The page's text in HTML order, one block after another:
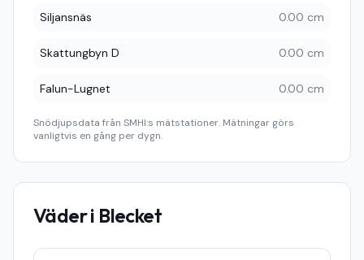
Siljansnäs 0.00 cm
Skattungbyn D 0.00 cm
Falun-Lugnet 0.00 cm
Snödjupsdata från SMHI:s mätstationer. Mätningar görs
vanligtvis en gång per dygn.
Väder i Blecket